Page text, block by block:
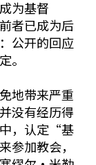
为基督
者已成为后
公开的回应
。
地带来严重
没有经历得
，认定“基
加教会，